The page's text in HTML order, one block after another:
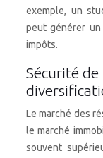
exemple, un
peut générer
impôts.
Sécurité
Le marché des
le marché
souvent